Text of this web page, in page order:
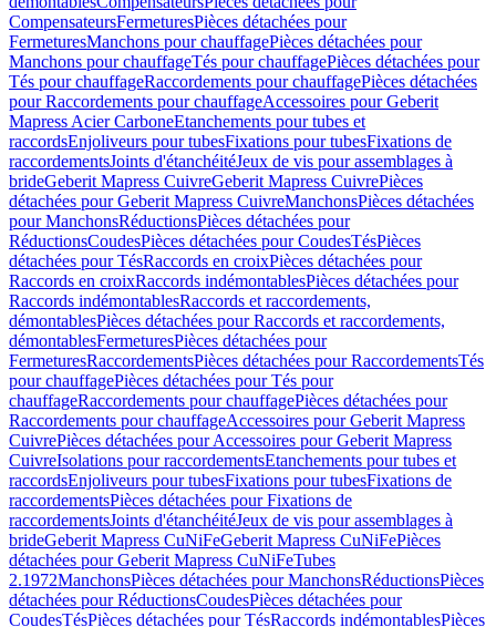
CompensateursFermeturesPièces détachées pour
FermeturesManchons pour chauffagePièces détachées pour
Manchons pour chauffageTés pour chauffagePièces détachées pour
Tés pour chauffageRaccordements pour chauffagePièces détachées
pour Raccordements pour chauffageAccessoires pour Geberit
Mapress Acier CarboneEtanchements pour tubes et
raccordsEnjoliveurs pour tubesFixations pour tubesFixations de
raccordementsJoints d'étanchéitéJeux de vis pour assemblages à
brideGeberit Mapress CuivreGeberit Mapress CuivrePièces
détachées pour Geberit Mapress CuivreManchonsPièces détachées
pour ManchonsRéductionsPièces détachées pour
RéductionsCoudesPièces détachées pour CoudesTésPièces
détachées pour TésRaccords en croixPièces détachées pour
Raccords en croixRaccords indémontablesPièces détachées pour
Raccords indémontablesRaccords et raccordements,
démontablesPièces détachées pour Raccords et raccordements,
démontablesFermeturesPièces détachées pour
FermeturesRaccordementsPièces détachées pour RaccordementsTés
pour chauffagePièces détachées pour Tés pour
chauffageRaccordements pour chauffagePièces détachées pour
Raccordements pour chauffageAccessoires pour Geberit Mapress
CuivrePièces détachées pour Accessoires pour Geberit Mapress
CuivreIsolations pour raccordementsEtanchements pour tubes et
raccordsEnjoliveurs pour tubesFixations pour tubesFixations de
raccordementsPièces détachées pour Fixations de
raccordementsJoints d'étanchéitéJeux de vis pour assemblages à
brideGeberit Mapress CuNiFeGeberit Mapress CuNiFePièces
détachées pour Geberit Mapress CuNiFeTubes
2.1972ManchonsPièces détachées pour ManchonsRéductionsPièces
détachées pour RéductionsCoudesPièces détachées pour
CoudesTésPièces détachées pour TésRaccords indémontablesPièces